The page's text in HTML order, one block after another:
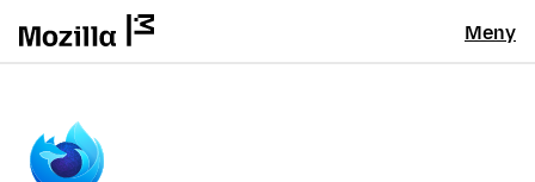
Meny